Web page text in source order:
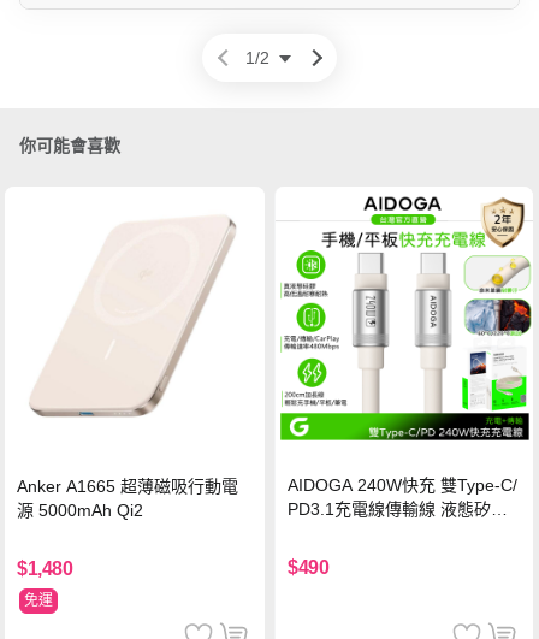
1/2
你可能會喜歡
Anker A1665 超薄磁吸行動電
源 5000mAh Qi2
$1,480
免運
AIDOGA 240W快充 雙Type-C/
PD3.1充電線傳輸線 液態矽膠
機/平板/筆電
$490